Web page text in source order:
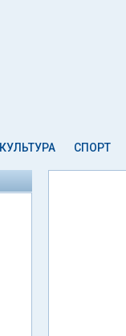
КУЛЬТУРА СПОРТ